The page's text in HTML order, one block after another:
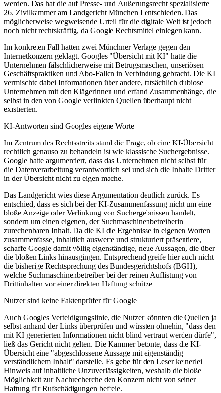
werden. Das hat die auf Presse- und Äußerungsrecht spezialisierte
26. Zivilkammer am Landgericht München I entschieden. Das
möglicherweise wegweisende Urteil für die digitale Welt ist jedoch
noch nicht rechtskräftig, da Google Rechtsmittel einlegen kann.
Im konkreten Fall hatten zwei Münchner Verlage gegen den
Internetkonzern geklagt. Googles "Übersicht mit KI" hatte die
Unternehmen fälschlicherweise mit Betrugsmaschen, unseriösen
Geschäftspraktiken und Abo-Fallen in Verbindung gebracht. Die KI
vermischte dabei Informationen über andere, tatsächlich dubiose
Unternehmen mit den Klägerinnen und erfand Zusammenhänge, die
selbst in den von Google verlinkten Quellen überhaupt nicht
existierten.
KI-Antworten sind Googles eigene Worte
Im Zentrum des Rechtsstreits stand die Frage, ob eine KI-Übersicht
rechtlich genauso zu behandeln ist wie klassische Suchergebnisse.
Google hatte argumentiert, dass das Unternehmen nicht selbst für
die Datenverarbeitung verantwortlich sei und sich die Inhalte Dritter
in der Übersicht nicht zu eigen mache.
Das Landgericht wies diese Argumentation deutlich zurück. Es
entschied, dass es sich bei der KI-Zusammenfassung nicht um eine
bloße Anzeige oder Verlinkung von Suchergebnissen handelt,
sondern um einen eigenen, der Suchmaschinenbetreiberin
zurechenbaren Inhalt. Da die KI die Ergebnisse in eigenen Worten
zusammenfasse, inhaltlich auswerte und strukturiert präsentiere,
schaffe Google damit völlig eigenständige, neue Aussagen, die über
die bloßen Links hinausgingen. Entsprechend greife hier auch nicht
die bisherige Rechtsprechung des Bundesgerichtshofs (BGH),
welche Suchmaschinenbetreiber bei der reinen Auflistung von
Drittinhalten vor einer direkten Haftung schütze.
Nutzer sind keine Faktenprüfer für Google
Auch Googles Verteidigungslinie, die Nutzer könnten die Quellen ja
selbst anhand der Links überprüfen und wüssten ohnehin, "dass den
mit KI generierten Informationen nicht blind vertraut werden dürfe",
ließ das Gericht nicht gelten. Die Kammer betonte, dass die KI-
Übersicht eine "abgeschlossene Aussage mit eigenständig
verständlichem Inhalt" darstelle. Es gebe für den Leser keinerlei
Hinweis auf inhaltliche Unzuverlässigkeiten, weshalb die bloße
Möglichkeit zur Nachrecherche den Konzern nicht von seiner
Haftung für Rufschädigungen befreie.